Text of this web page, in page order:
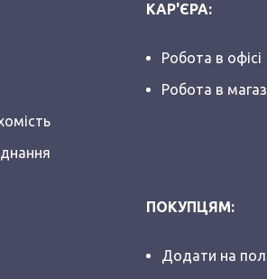
КАР'ЄРА:
Робота в офісі
Робота в
ПОКУПЦЯМ:
Додати на